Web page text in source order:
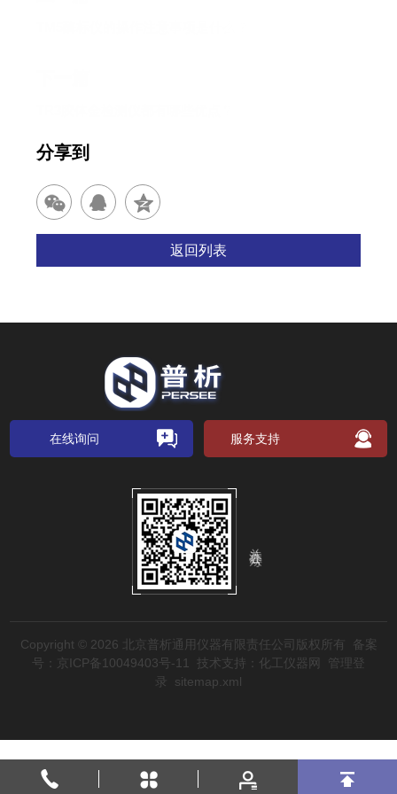
分享到
返回列表
在线询问 服务支持
Copyright © 2026 北京普析通用仪器有限责任公司版权所有
备案
号：京ICP备10049403号-11
技术支持： 化工仪器网
管理登
录
sitemap.xml